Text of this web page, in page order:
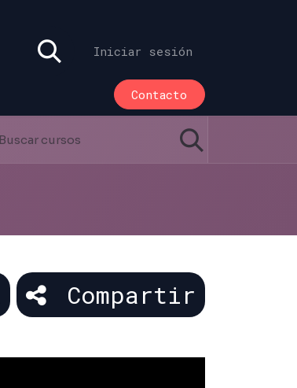
Iniciar sesión
Contacto
Compartir